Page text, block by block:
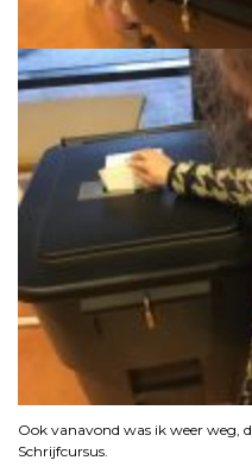
Ook vanavond was ik weer weg,
Schrijfcursus.